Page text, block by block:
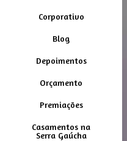
Corporativo
Blog
Depoimentos
Orçamento
Premiações
Casamentos na
Serra Gaúcha